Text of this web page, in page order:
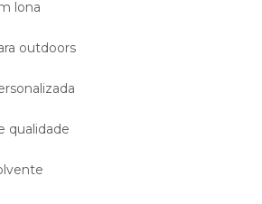
lona
outdoors
qualidade